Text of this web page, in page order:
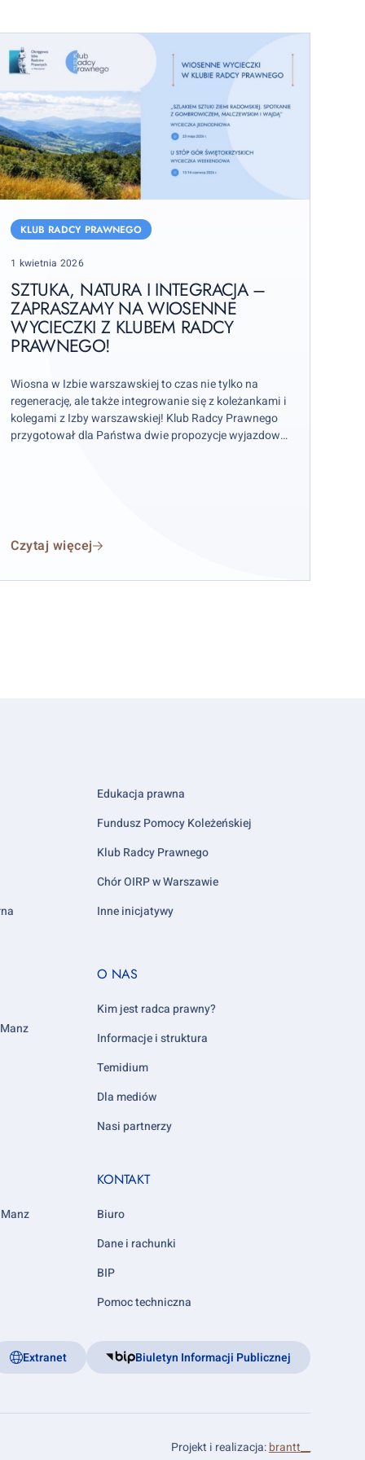
natura
integracja
zapraszamy
wiosenne
Klubem
Radcy
Prawnego!
KLUB RADCY PRAWNEGO
Posted
1 kwietnia 2026
SZTUKA, NATURA I INTEGRACJA –
ZAPRASZAMY NA WIOSENNE
WYCIECZKI Z KLUBEM RADCY
PRAWNEGO!
Wiosna w Izbie warszawskiej to czas nie tylko na
regenerację, ale także integrowanie się z koleżankami i
kolegami z Izby warszawskiej! Klub Radcy Prawnego
przygotował dla Państwa dwie propozycje wyjazdowe,
Czytaj więcej
Edukacja prawna
Fundusz Pomocy Koleżeńskiej
Klub Radcy Prawnego
Chór OIRP w Warszawie
Inne inicjatywy
Footer
5
O NAS
Kim jest radca prawny?
Informacje i struktura
Temidium
Dla mediów
Nasi partnerzy
KONTAKT
Biuro
Dane i rachunki
BIP
Pomoc techniczna
Extranet Biuletyn Informacji Publicznej
Projekt i realizacja:brantt__